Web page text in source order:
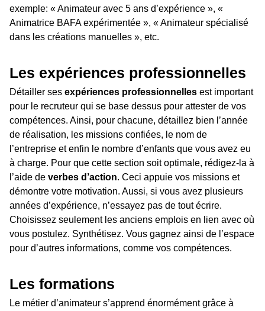
exemple: « Animateur avec 5 ans d’expérience », «
Animatrice BAFA expérimentée », « Animateur spécialisé
dans les créations manuelles », etc.
Les expériences professionnelles
Détailler ses expériences professionnelles est important
pour le recruteur qui se base dessus pour attester de vos
compétences. Ainsi, pour chacune, détaillez bien l’année
de réalisation, les missions confiées, le nom de
l’entreprise et enfin le nombre d’enfants que vous avez eu
à charge. Pour que cette section soit optimale, rédigez-la à
l’aide de verbes d’action. Ceci appuie vos missions et
démontre votre motivation. Aussi, si vous avez plusieurs
années d’expérience, n’essayez pas de tout écrire.
Choisissez seulement les anciens emplois en lien avec où
vous postulez. Synthétisez. Vous gagnez ainsi de l’espace
pour d’autres informations, comme vos compétences.
Les formations
Le métier d’animateur s’apprend énormément grâce à